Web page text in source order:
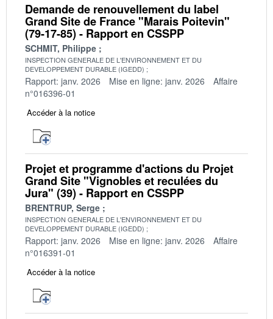
Demande de renouvellement du label
Grand Site de France "Marais Poitevin"
(79-17-85) - Rapport en CSSPP
SCHMIT, Philippe
INSPECTION GENERALE DE L'ENVIRONNEMENT ET DU
DEVELOPPEMENT DURABLE (IGEDD)
Rapport: janv. 2026 Mise en ligne: janv. 2026
Affaire
n°016396-01
Accéder à la notice
Projet et programme d'actions du Projet
Grand Site "Vignobles et reculées du
Jura" (39) - Rapport en CSSPP
BRENTRUP, Serge
INSPECTION GENERALE DE L'ENVIRONNEMENT ET DU
DEVELOPPEMENT DURABLE (IGEDD)
Rapport: janv. 2026 Mise en ligne: janv. 2026
Affaire
n°016391-01
Accéder à la notice